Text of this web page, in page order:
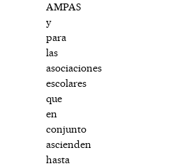
AMPAS
y
para
las
asociaciones
escolares
que
en
conjunto
ascienden
hasta